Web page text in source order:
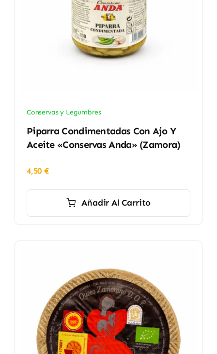
Conservas y Legumbres
Piparra Condimentadas Con Ajo Y
Aceite «Conservas Anda» (Zamora)
4,50€
Añadir Al Carrito